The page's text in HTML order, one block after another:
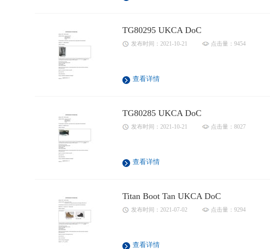
TG80295 UKCA DoC
发布时间：2021-10-21 点击量：9454
查看详情
TG80285 UKCA DoC
发布时间：2021-10-21 点击量：8027
查看详情
Titan Boot Tan UKCA DoC
发布时间：2021-07-02 点击量：9294
查看详情